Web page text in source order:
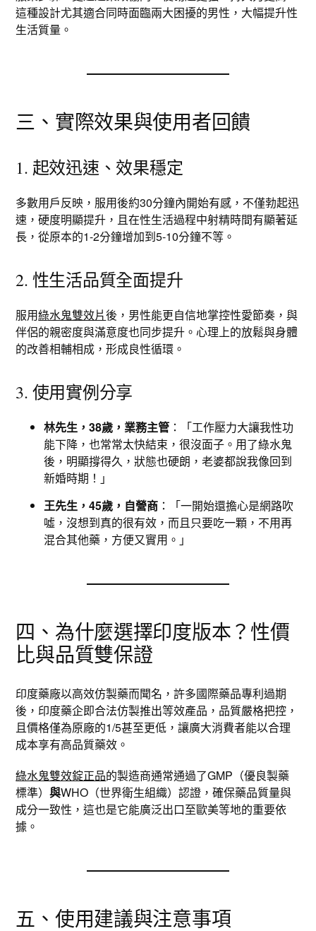
這種設計尤其適合同時面臨兩大困擾的男性，大幅提升性
生活質量。
三、實際效果與使用者回饋
1. 起效迅速、效果穩定
多數用戶反映，服用後約30分鐘內開始有感，不僅勃起迅
速，硬度明顯提升，且在性生活過程中射精時間有顯著延
長，從原本的1-2分鐘增加到5-10分鐘不等。
2. 性生活品質全面提升
服用綠水鬼雙效片後，男性能更自信地掌控性愛節奏，與
伴侶的親密度與滿意度也同步提升。心理上的放鬆與身體
的改善相輔相成，形成良性循環。
3. 使用實例分享
林先生，38歲，業務主管 ：「工作壓力大讓我性功
能下降，也常常太快結束，很沒面子。用了綠水鬼
後，明顯撐得久，狀態也硬朗，老婆都說我像回到
新婚時期！」
王先生，45歲，自營商 ：「一開始還擔心是網路吹
噓，沒想到真的很有效，而且只要吃一顆，不用再
混合其他藥，方便又實用。」
四、為什麼選擇印度版本？性價
比與品質雙保證
印度藥廠以高效仿製藥而聞名，許多國際藥品專利過期
後，印度藥企即合法仿製推出等效產品，品質嚴格把控，
且價格僅為原廠的1/5甚至更低，讓廣大消費者能以合理
成本享有高品質藥效。
綠水鬼雙效錠正品的製造商通常通過了GMP（優良製藥
標準）與WHO（世界衛生組織）認證，確保藥品質量與
成分一致性，這也是它能廣泛出口至歐美等地的重要依
據。
五、使用建議與注意事項